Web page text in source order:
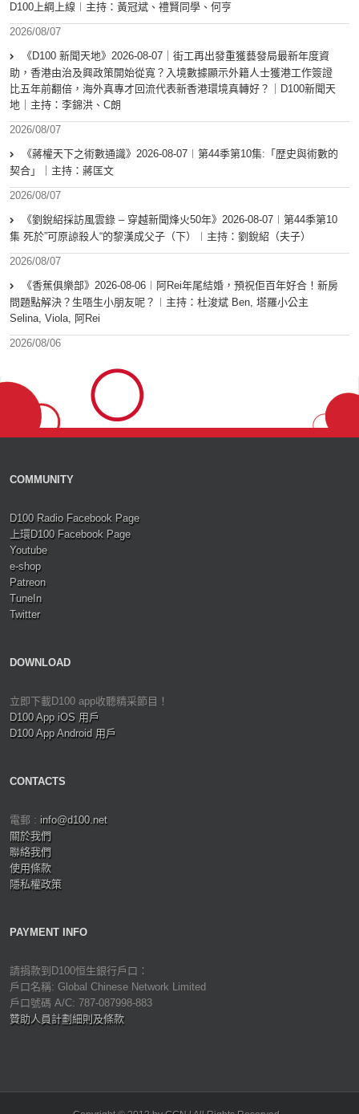
D100上綱上線︱主持：黃冠斌、禮賢同學、何亨
2026/08/07
《D100 新聞天地》2026-08-07｜街工再出發重獲藝發局最新年度資
助，香港由治及興政策開始從寬？入境數據顯示外籍人士獲港工作簽證
比五年前翻倍，海外真專才回流代表新香港環境真轉好？｜D100新聞天
地｜主持：李錦洪、C朗
2026/08/07
《蔣權天下之術數通識》2026-08-07︱第44季第10集:「歴史與術數的
契合」｜主持：蔣匡文
2026/08/07
《劉銳紹採訪風雲錄 – 穿越新聞烽火50年》2026-08-07︱第44季第10
集 死於”可原諒殺人“的黎漢成父子（下）︱主持：劉銳紹（夫子）
2026/08/07
《香蕉俱樂部》2026-08-06︱阿Rei年尾結婚，預祝佢百年好合！新房
問題點解決？生唔生小朋友呢？︱主持：杜浚斌 Ben, 塔羅小公主
Selina, Viola, 阿Rei
2026/08/06
COMMUNITY
D100 Radio Facebook Page
上環D100 Facebook Page
Youtube
e-shop
Patreon
TuneIn
Twitter
DOWNLOAD
立即下載D100 app收聽精采節目！
D100 App iOS 用戶
D100 App Android 用戶
CONTACTS
電郵 : info@d100.net
關於我們
聯絡我們
使用條款
隱私權政策
PAYMENT INFO
請捐款到D100恒生銀行戶口：
戶口名稱: Global Chinese Network Limited
戶口號碼 A/C: 787-087998-883
贊助人員計劃細則及條款